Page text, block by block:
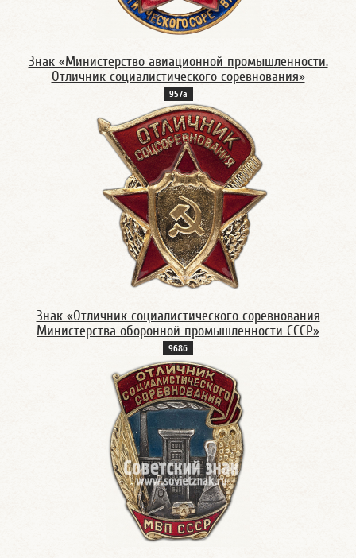
Знак «Министерство авиационной промышленности.
Отличник социалистического соревнования»
957а
Знак «Отличник социалистического соревнования
Министерства оборонной промышленности СССР»
968б